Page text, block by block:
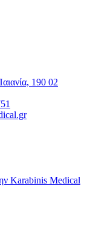
190 02
Karabinis Medical